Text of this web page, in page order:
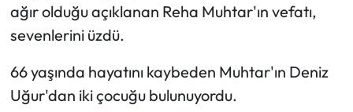
ağır olduğu açıklanan Reha Muhtar'ın vefatı,
sevenlerini üzdü.
66 yaşında hayatını kaybeden Muhtar'ın Deniz
Uğur'dan iki çocuğu bulunuyordu.